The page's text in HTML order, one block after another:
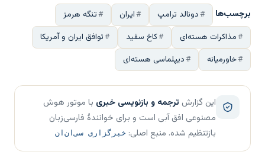
برچسب‌ها دونالد ترامپ ایران
تنگه هرمز
مذاکرات هسته‌ای
کاخ سفید
توافق ایران و آمریکا
خاورمیانه
دیپلماسی هسته‌ای
این گزارش ترجمه و بازنویسی خبری با موتور هوش
مصنوعی افق آبی است و برای خوانندهٔ فارسی‌زبان
بازتنظیم شده. منبع اصلی: خبرگزاری سی‌ان‌ان